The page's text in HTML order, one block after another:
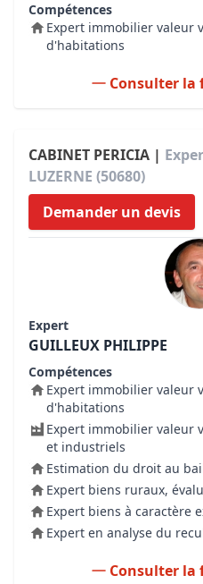
Compétences
Expert immobilier valeur
d'habitations
Consulter la
CABINET PERICIA |
LUZERNE (50680)
Demander un devis
Expert
GUILLEUX PHILIPPE
Compétences
Expert immobilier valeur
d'habitations
Expert immobilier valeur
et industriels
Estimation du droit au
Expert biens ruraux,
Expert biens à caractère
Expert en analyse du
Consulter la